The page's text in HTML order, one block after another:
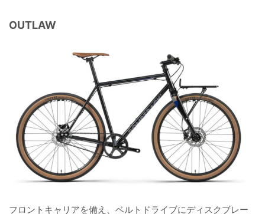
OUTLAW
フロントキャリアを備え、ベルトドライブにディスクブレー